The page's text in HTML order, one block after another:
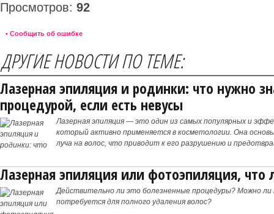
Просмотров: 92
• Сообщить об ошибке
ДРУГИЕ НОВОСТИ ПО ТЕМЕ:
Лазерная эпиляция и родинки: что нужно
процедурой, если есть невусы
Лазерная эпиляция — это один из самых популярных и
который активно применяется в косметологии. Она
луча на волос, что приводит к его разрушению и
Лазерная эпиляция или фотоэпиляция, что
Действительно ли это болезненные процедуры? Можно ли
потребуется для полного удаления волос?